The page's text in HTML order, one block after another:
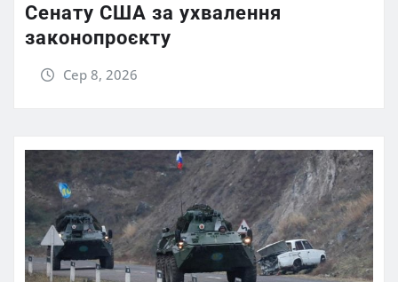
Сенату США за ухвалення
законопроєкту
Сер 8, 2026